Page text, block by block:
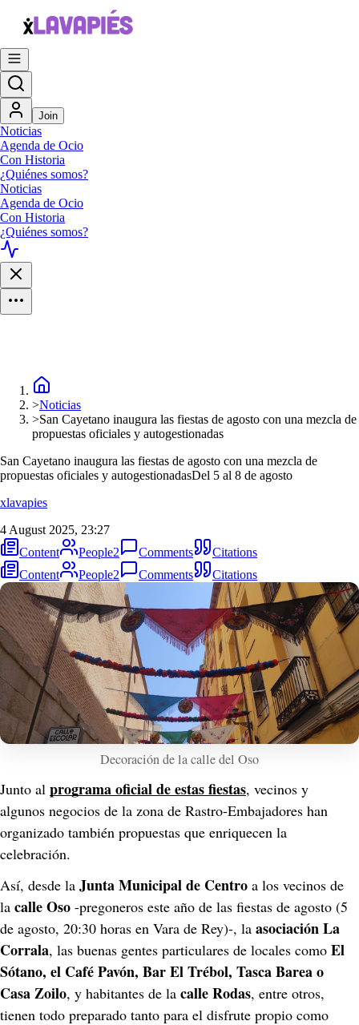
Join
Noticias
Agenda de Ocio
Con Historia
¿Quiénes somos?
Noticias
Agenda de Ocio
Con Historia
¿Quiénes somos?
>Noticias
>San Cayetano inaugura las fiestas de agosto con una mezcla de
propuestas oficiales y autogestionadas
San Cayetano inaugura las fiestas de agosto con una mezcla de
propuestas oficiales y autogestionadasDel 5 al 8 de agosto
xlavapies
4 August 2025, 23:27
Content
People2 Comments
Citations
Content
People2 Comments Citations
Decoración de la calle del Oso
Junto al programa oficial de estas fiestas, vecinos y
algunos negocios de la zona de Rastro-Embajadores han
organizado también propuestas que enriquecen la
celebración.
Así, desde la Junta Municipal de Centro a los vecinos de
la calle Oso -pregoneros este año de las fiestas de agosto (5
de agosto, 20:30 horas en Vara de Rey)-, la asociación La
Corrala, las buenas gentes particulares de locales como El
Sótano, el Café Pavón, Bar El Trébol, Tasca Barea o
Casa Zoilo, y habitantes de la calle Rodas, entre otros,
tienen todo preparado tanto para el disfrute propio como